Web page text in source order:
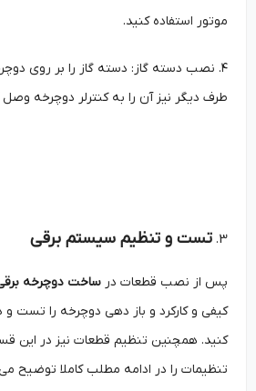
موتور استفاده کنید.
۴. نصب دسته گاز: دسته گاز را بر روی دوچرخه
طرف دیگر نیز آن را به کنترلر دوچرخه وصل کنید.
تست و تنظیم سیستم برقی
پس از نصب قطعات درساخت دوچرخه برقی
کیفی و کارکرد و باز دهی دوچرخه را تست و در
کنید. همچنین تنظیم قطعات نیز در این قسمت
تنظیمات را در ادامه مطلب کاملا توضیح می